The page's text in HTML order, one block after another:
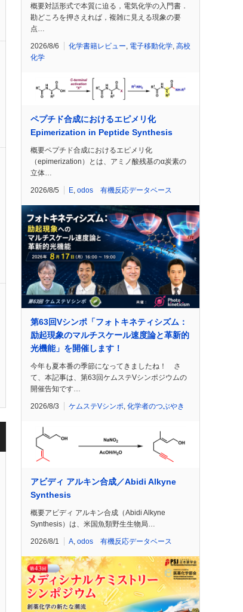
概要対話形式で本質に迫る，電気化学の入門書．
勘どころを押さえれば，複雑に見える現象の要
点…
2026/8/6 化学書籍レビュー, 電子移動化学, 高校
化学
ペプチド合成におけるエピメリ化
Epimerization in Peptide Synthesis
概要ペプチド合成におけるエピメリ化
（epimerization）とは、アミノ酸残基のα炭素の
立体…
2026/8/5 E, odos 有機反応データベース
第63回Vシンポ「フォトキネティシズム：
励起現象のマルチスケール速度論と革新的
光機能」を開催します！
今年も夏本番の季節になってきましたね！ さ
て、本記事は、第63回ケムステVシンポジウムの
開催告知です…
2026/8/3 ケムステVシンポ 化学者のつぶやき
アビディ アルキン合成／Abidi Alkyne
Synthesis
概要アビディ アルキン合成（Abidi Alkyne
Synthesis）は、米国魚類野生生物局…
2026/8/1 A odos 有機反応データベース